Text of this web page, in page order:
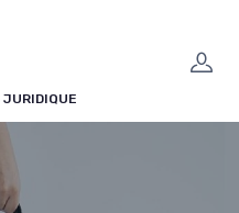
JURIDIQUE